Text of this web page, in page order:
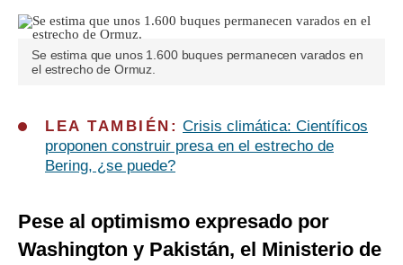
Se estima que unos 1.600 buques permanecen varados en
el estrecho de Ormuz.
LEA TAMBIÉN: Crisis climática: Científicos
proponen construir presa en el estrecho de
Bering, ¿se puede?
Pese al optimismo expresado por
Washington y Pakistán, el Ministerio de